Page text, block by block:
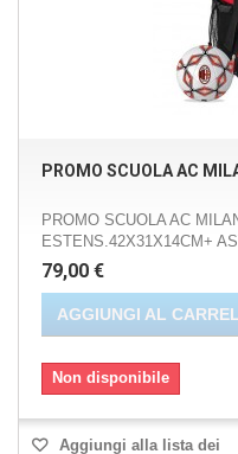
PROMO SCUOLA AC
PROMO SCUOLA AC
ESTENS.42X31X14CM+
79,00 €
AGGIUNGI AL
Non disponibile
Aggiungi alla lista dei